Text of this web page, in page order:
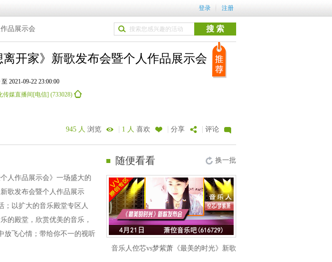
登录 注册
品展示会
开家》新歌发布会暨个人作品展示会
2021-09-22 23:00:00
传媒直播间[电信] (733028)
945 人 浏览 | 1 人 喜欢 | 分享 | 评论
人作品展示会》一场盛大的
歌发布会暨个人作品展示
；以扩大的音乐殿堂专区人
的殿堂，欣赏优美的音乐，
放飞心情；带给你不一的视听
随便看看 换一批
音乐人倥芯vs梦紫萧《最美的时光》新歌发布会